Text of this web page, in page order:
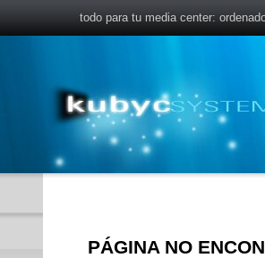
todo para tu media center:
PÁGINA NO